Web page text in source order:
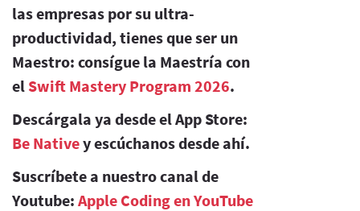
las empresas por su ultra-
productividad, tienes que ser un
Maestro: consígue la Maestría con
el Swift Mastery Program 2026.
Descárgala ya desde el App Store:
Be Nativey escúchanos desde ahí.
Suscríbete a nuestro canal de
Youtube: Apple Coding en YouTube